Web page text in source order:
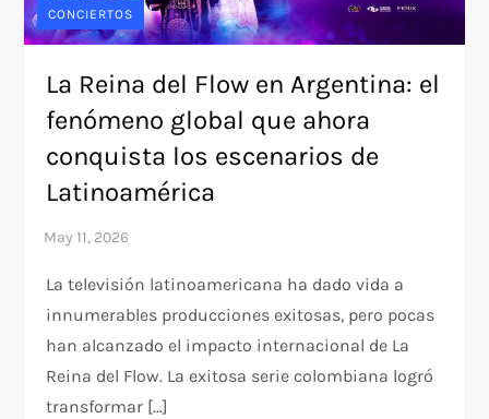
CONCIERTOS
La Reina del Flow en Argentina: el
fenómeno global que ahora
conquista los escenarios de
Latinoamérica
La televisión latinoamericana ha dado vida a
innumerables producciones exitosas, pero pocas
han alcanzado el impacto internacional de La
Reina del Flow. La exitosa serie colombiana logró
transformar […]